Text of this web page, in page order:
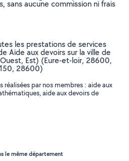
sans aucune commission ni frais
les prestations de services
Aide aux devoirs sur la ville de
Est) (Eure-et-loir, 28600,
28600)
par nos membres : aide aux
aide aux devoirs de
le même département